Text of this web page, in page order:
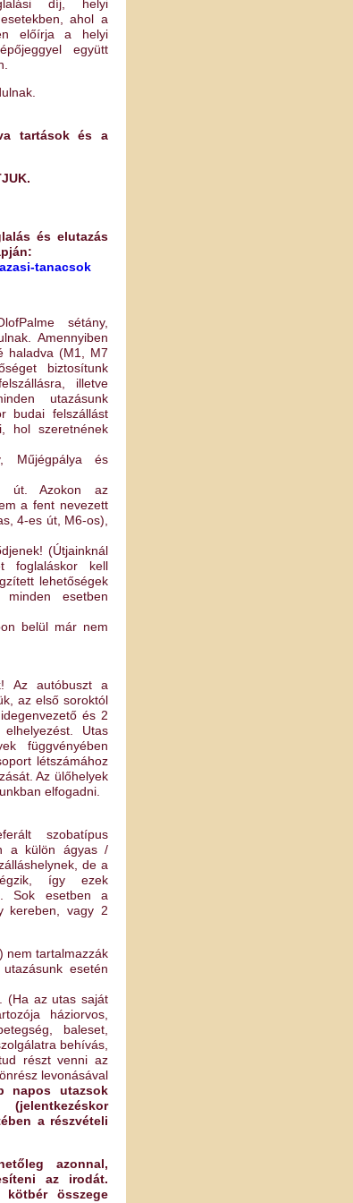
díj, helyi
ahol a
előírja a helyi
együtt
tartások és a
és elutazás
tanacsok
sétány,
Amennyiben
haladva (M1, M7
biztosítunk
illetve
utazásunk
budai felszállást
hol szeretnének
Műjégpálya és
út. Azokon az
a fent nevezett
4-es út, M6-os),
(Útjainknál
foglaláskor kell
lehetőségek
esetben
belül már nem
Az autóbuszt a
az első soroktól
és 2
Utas
függvényében
létszámához
Az ülőhelyek
elfogadni.
szobatípus
a külön ágyas /
de a
így ezek
Sok esetben a
kereben, vagy 2
nem tartalmazzák
esetén
(Ha az utas saját
háziorvos,
baleset,
behívás,
részt venni az
levonásával
napos utazsok
a részvételi
azonnal,
az irodát.
összege